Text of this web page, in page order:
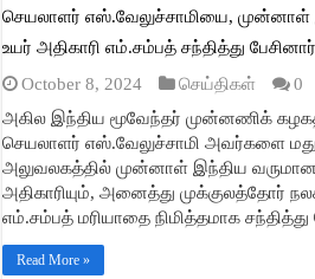
செயலாளர் எஸ்.வேலுச்சாமியை, முன்னாள்
உயர் அதிகாரி எம்.சம்பத் சந்தித்து பேசினார்
October 8, 2024
செய்திகள் 0
அகில இந்திய மூவேந்தர் முன்னணிக்
செயலாளர் எஸ்.வேலுச்சாமி அவர்களை
அலுவலகத்தில் முன்னாள் இந்திய வருமான
அதிகாரியும், அனைத்து முக்குலத்தோர்
எம்.சம்பத் மரியாதை நிமித்தமாக சந்தித்து
Read More »